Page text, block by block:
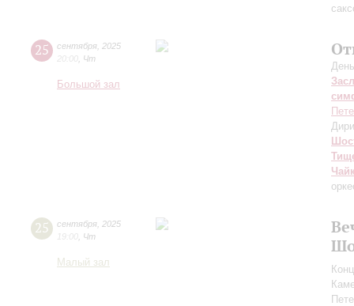
25 сентября 2025
20:00 Чт
Большой зал
25 сентября 2025
19:00 Чт
Малый зал